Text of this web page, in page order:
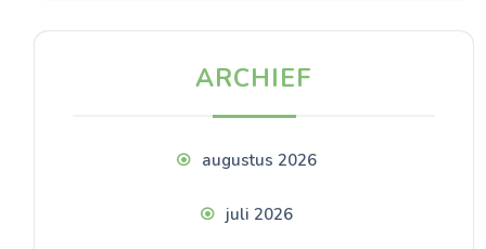
ARCHIEF
augustus 2026
juli 2026